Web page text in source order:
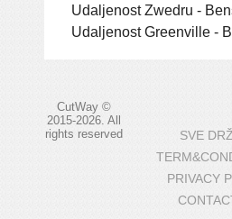
Udaljenost Zwedru -
Udaljenost Greenville -
CutWay ©
2015-2026. All
rights reserved
SVE
PRIVACY